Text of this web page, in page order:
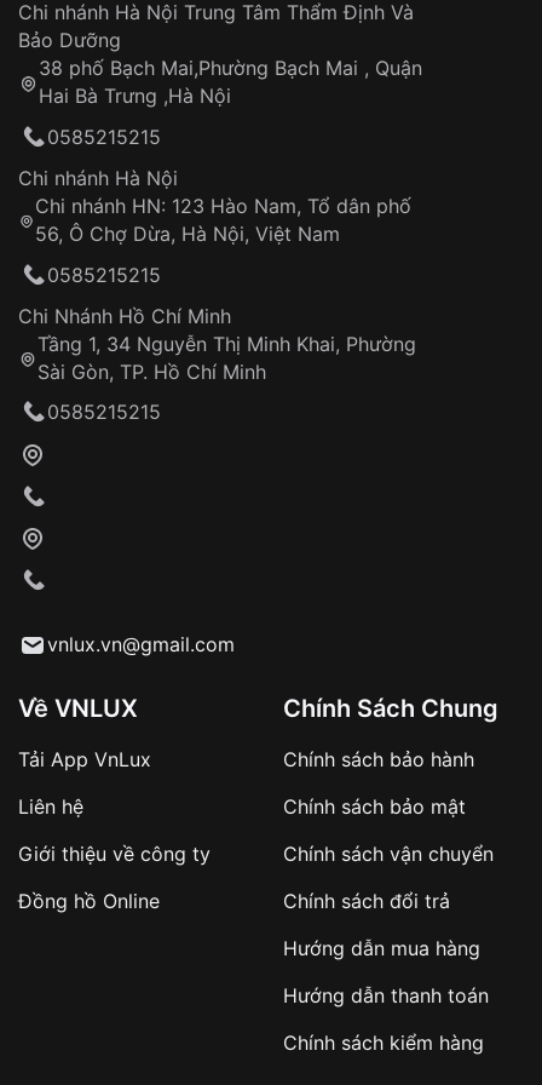
Áp dụng cho tất cả tỉnh thành trên toàn quốc
Thời gian tính từ khi xác nhận đơn hàng thành
công
Hotline: 0585 215 215
Từ khóa SEO:
Khách hàng kiểm tra và thanh toán trực tiếp
Từ khóa SEO:
sản phẩm đặc biệt
hàng
Số tiền còn lại thanh toán khi nhận hàng hoặc
✔️ Đảm bảo xử lý đơn hàng nhanh chóng
✔️ Hạn chế tình trạng hủy đơn không mong
Dây đeo
Sản phẩm đã bị:
Tự ý sửa chữa
thống VNLUX
Đảm bảo quyền lợi khách hàng
Đồng hành cùng khách hàng trong suốt quá
trình sử dụng
Chi nhánh Hà Nội Trung Tâm Thẩm Định Và
Bảo Dưỡng
38 phố Bạch Mai,Phường Bạch Mai , Quận
Hai Bà Trưng ,Hà Nội
0585215215
Chi nhánh Hà Nội
Chi nhánh HN: 123 Hào Nam, Tổ dân phố
56, Ô Chợ Dừa, Hà Nội, Việt Nam
0585215215
Chi Nhánh Hồ Chí Minh
Tầng 1, 34 Nguyễn Thị Minh Khai, Phường
Sài Gòn, TP. Hồ Chí Minh
0585215215
vnlux.vn@gmail.com
Về VNLUX
Tải App VnLux
Liên hệ
Giới thiệu về công ty
Đồng hồ Online
Chính Sách Chung
Chính sách bảo hành
Chính sách bảo mật
Chính sách vận chuyển
Chính sách đổi trả
Hướng dẫn mua hàng
Hướng dẫn thanh toán
Chính sách kiểm hàng